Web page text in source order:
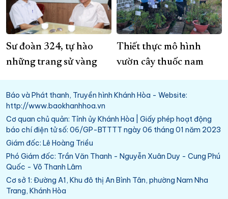
Sư đoàn 324, tự hào
những trang sử vàng
Thiết thực mô hình
vườn cây thuốc nam
Báo và Phát thanh, Truyền hình Khánh Hòa - Website:
http://www.baokhanhhoa.vn
Cơ quan chủ quản: Tỉnh ủy Khánh Hòa | Giấy phép hoạt động
báo chí điện tử số: 06/GP-BTTTT ngày 06 tháng 01 năm 2023
Giám đốc: Lê Hoàng Triều
Phó Giám đốc: Trần Văn Thanh - Nguyễn Xuân Duy - Cung Phú
Quốc - Võ Thanh Lâm
Cơ sở 1: Đường A1, Khu đô thị An Bình Tân, phường Nam Nha
Trang, Khánh Hòa